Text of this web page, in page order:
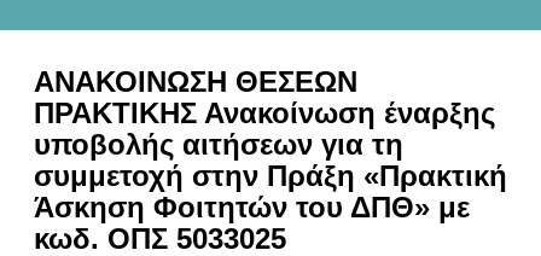
ΑΝΑΚΟΙΝΩΣΗ ΘΕΣΕΩΝ
ΠΡΑΚΤΙΚΗΣ Ανακοίνωση έναρξης
υποβολής αιτήσεων για τη
συμμετοχή στην Πράξη «Πρακτική
Άσκηση Φοιτητών του ΔΠΘ» με
κωδ. ΟΠΣ 5033025